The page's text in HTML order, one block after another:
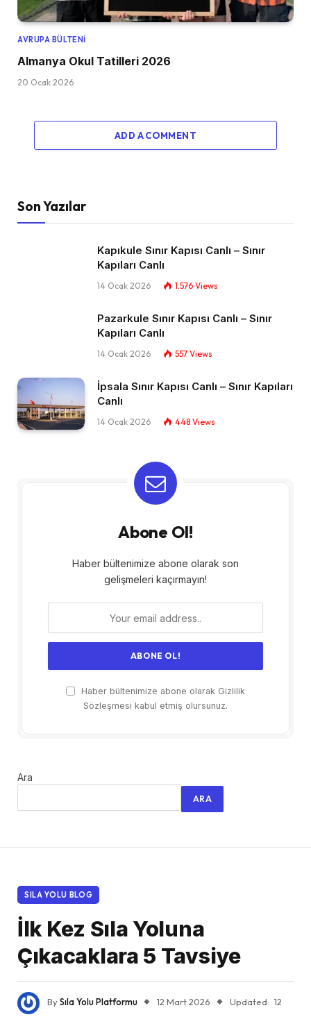
AVRUPA BÜLTENI
Almanya Okul Tatilleri 2026
20 Ocak 2026
ADD A COMMENT
Son Yazılar
Kapıkule Sınır Kapısı Canlı – Sınır
Kapıları Canlı​
14 Ocak 2026 1.576 Views
Pazarkule Sınır Kapısı Canlı – Sınır
Kapıları Canlı​
14 Ocak 2026 557 Views
İpsala Sınır Kapısı Canlı – Sınır Kapıları
Canlı​
14 Ocak 2026 448 Views
Abone Ol!
Haber bültenimize abone olarak son
gelişmeleri kaçırmayın!
Haber bültenimize abone olarak Gizlilik
Sözleşmesi kabul etmiş olursunuz.
Ara
ARA
SILA YOLU BLOG
İlk Kez Sıla Yoluna
Çıkacaklara 5 Tavsiye
BySıla Yolu Platformu 12 Mart 2026 Updated: 12